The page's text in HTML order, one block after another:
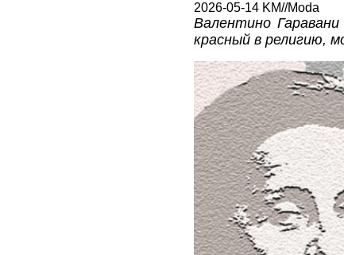
2026-05-14 KM//Moda
Валентино
красный в религию,